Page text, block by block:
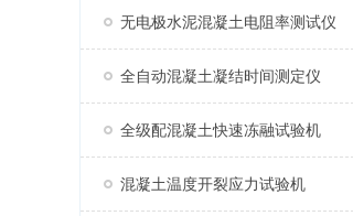
无电极水泥混凝土电阻率测试仪
全自动混凝土凝结时间测定仪
全级配混凝土快速冻融试验机
混凝土温度开裂应力试验机